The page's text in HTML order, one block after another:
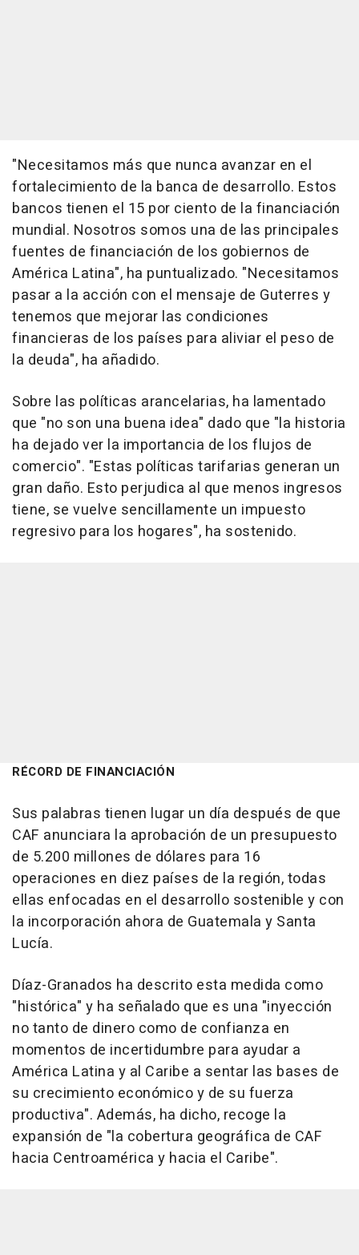
"Necesitamos más que nunca avanzar en el
fortalecimiento de la banca de desarrollo. Estos
bancos tienen el 15 por ciento de la financiación
mundial. Nosotros somos una de las principales
fuentes de financiación de los gobiernos de
América Latina", ha puntualizado. "Necesitamos
pasar a la acción con el mensaje de Guterres y
tenemos que mejorar las condiciones
financieras de los países para aliviar el peso de
la deuda", ha añadido.
Sobre las políticas arancelarias, ha lamentado
que "no son una buena idea" dado que "la historia
ha dejado ver la importancia de los flujos de
comercio". "Estas políticas tarifarias generan un
gran daño. Esto perjudica al que menos ingresos
tiene, se vuelve sencillamente un impuesto
regresivo para los hogares", ha sostenido.
RÉCORD DE FINANCIACIÓN
Sus palabras tienen lugar un día después de que
CAF anunciara la aprobación de un presupuesto
de 5.200 millones de dólares para 16
operaciones en diez países de la región, todas
ellas enfocadas en el desarrollo sostenible y con
la incorporación ahora de Guatemala y Santa
Lucía.
Díaz-Granados ha descrito esta medida como
"histórica" y ha señalado que es una "inyección
no tanto de dinero como de confianza en
momentos de incertidumbre para ayudar a
América Latina y al Caribe a sentar las bases de
su crecimiento económico y de su fuerza
productiva". Además, ha dicho, recoge la
expansión de "la cobertura geográfica de CAF
hacia Centroamérica y hacia el Caribe".